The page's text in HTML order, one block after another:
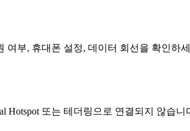
여부, 휴대폰 설정, 데이터 회선을 확인하
Hotspot 또는 테더링으로 연결되지 않습니